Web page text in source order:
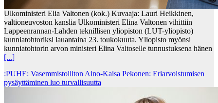
Ulkoministeri Elia Valtonen (kok.) Kuvaaja: Lauri Heikkinen,
valtioneuvoston kanslia Ulkoministeri Elina Valtonen vihittiin
Lappeenrannan-Lahden teknillisen yliopiston (LUT-yliopisto)
kunniatohtoriksi lauantaina 23. toukokuuta. Yliopisto myönsi
kunniatohtorin arvon ministeri Elina Valtoselle tunnustuksena hänen
[...]
:PUHE: Vasemmistoliiton Aino-Kaisa Pekonen: Eriarvoistumisen
pysäyttäminen luo turvallisuutta